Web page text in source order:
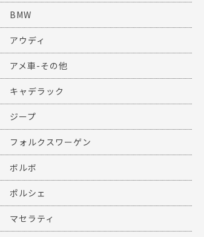
BMW
アウディ
アメ車-その他
キャデラック
ジープ
フォルクスワーゲン
ボルボ
ポルシェ
マセラティ